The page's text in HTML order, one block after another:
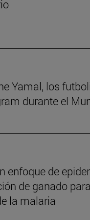
Yamal, los
durante el
enfoque de
de ganado
la malaria